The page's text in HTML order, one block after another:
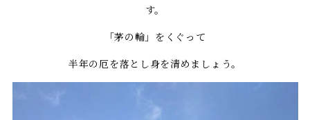
す。
「茅の輪」をくぐって
半年の厄を落とし身を清めましょう。